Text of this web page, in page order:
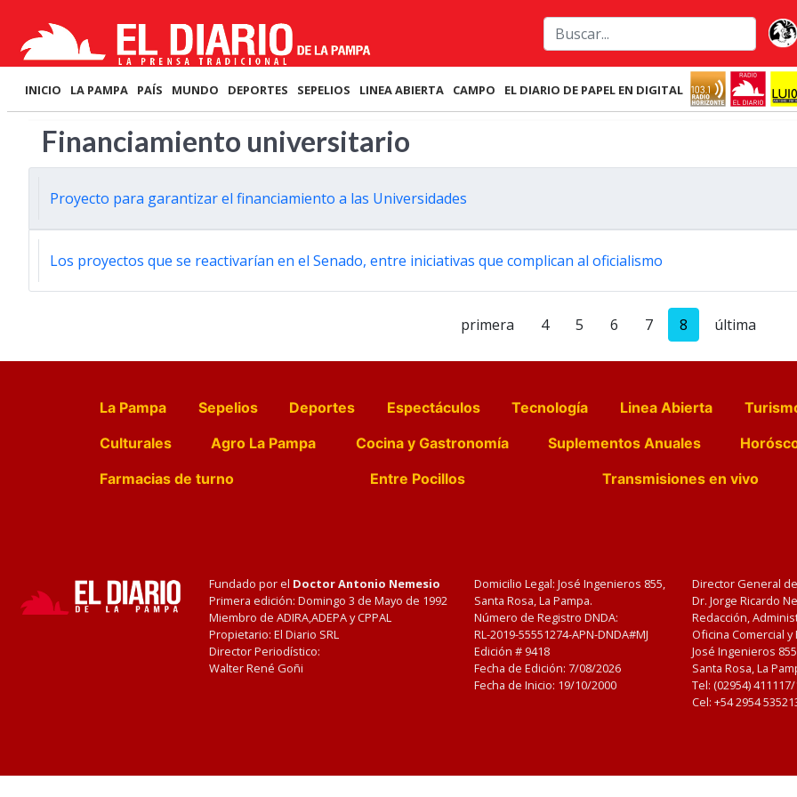
INICIO LA PAMPA PAÍS MUNDO DEPORTES SEPELIOS LINEA ABIERTA CAMPO EL DIARIO DE PAPEL EN DIGITAL
Financiamiento universitario
Proyecto para garantizar el financiamiento a las Universidades
Los proyectos que se reactivarían en el Senado, entre iniciativas que complican al oficialismo
primera 4 5 6 7 8 última
La Pampa Sepelios Deportes Espectáculos Tecnología Linea Abierta
Culturales
Agro La Pampa Cocina y Gastronomía Suplementos Anuales
Farmacias de turno
Entre Pocillos Transmisiones en vivo
Fundado por el Doctor Antonio Nemesio
Primera edición: Domingo 3 de Mayo de 1992
Miembro de ADIRA,ADEPA y CPPAL
Propietario: El Diario SRL
Director Periodístico:
Walter René Goñi
Domicilio Legal: José Ingenieros 855,
Santa Rosa, La Pampa.
Número de Registro DNDA:
RL-2019-55551274-APN-DNDA#MJ
Edición # 9418
Fecha de Edición: 7/08/2026
Fecha de Inicio: 19/10/2000
Director General
Dr. Jorge Ricardo
Redacción,
Oficina Comercial
José Ingenieros
Santa Rosa, La
Tel: (02954)
Cel: +54 2954